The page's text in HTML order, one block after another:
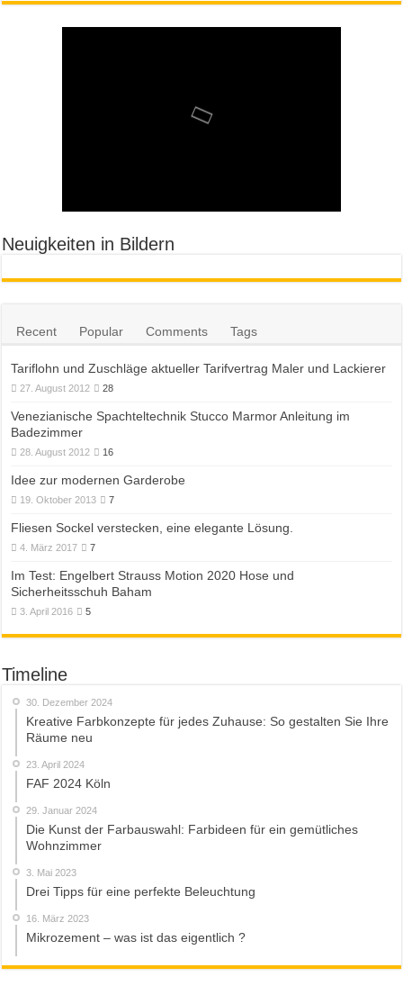
Neuigkeiten in Bildern
Recent Popular Comments Tags
Tariflohn und Zuschläge aktueller Tarifvertrag Maler und Lackierer
27. August 2012 28
Venezianische Spachteltechnik Stucco Marmor Anleitung im
Badezimmer
28. August 2012 16
Idee zur modernen Garderobe
19. Oktober 2013 7
Fliesen Sockel verstecken, eine elegante Lösung.
4. März 2017 7
Im Test: Engelbert Strauss Motion 2020 Hose und
Sicherheitsschuh Baham
3. April 2016 5
Timeline
30. Dezember 2024
Kreative Farbkonzepte für jedes Zuhause: So gestalten Sie Ihre
Räume neu
23. April 2024
FAF 2024 Köln
29. Januar 2024
Die Kunst der Farbauswahl: Farbideen für ein gemütliches
Wohnzimmer
3. Mai 2023
Drei Tipps für eine perfekte Beleuchtung
16. März 2023
Mikrozement – was ist das eigentlich ?